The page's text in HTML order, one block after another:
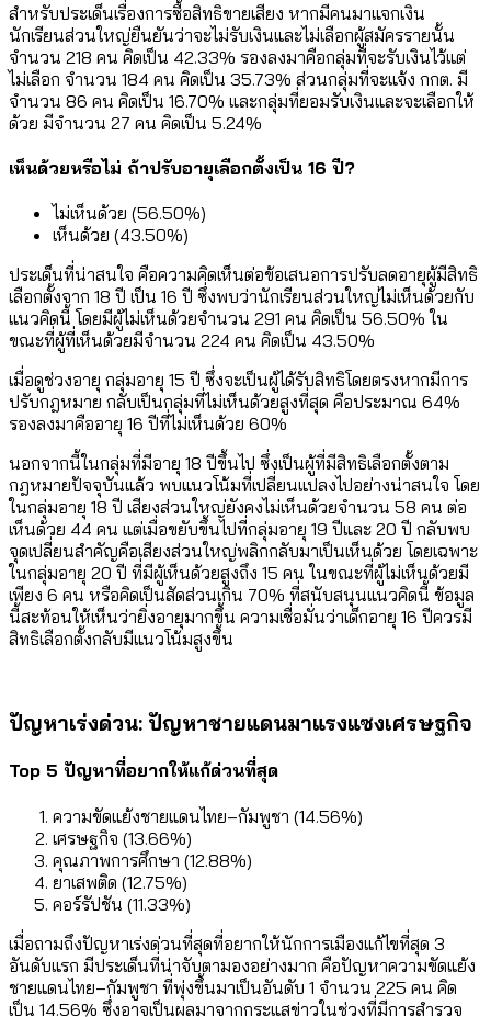
สำหรับประเด็นเรื่องการซื้อสิทธิขายเสียง หากมีคนมาแจกเงิน
นักเรียนส่วนใหญ่ยืนยันว่าจะไม่รับเงินและไม่เลือกผู้สมัครรายนั้น
จำนวน 218 คน คิดเป็น 42.33% รองลงมาคือกลุ่มที่จะรับเงินไว้แต่
ไม่เลือก จำนวน 184 คน คิดเป็น 35.73% ส่วนกลุ่มที่จะแจ้ง กกต. มี
จำนวน 86 คน คิดเป็น 16.70% และกลุ่มที่ยอมรับเงินและจะเลือกให้
ด้วย มีจำนวน 27 คน คิดเป็น 5.24%
เห็นด้วยหรือไม่ ถ้าปรับอายุเลือกตั้งเป็น 16 ปี?
ไม่เห็นด้วย (56.50%)
เห็นด้วย (43.50%)
ประเด็นที่น่าสนใจ คือความคิดเห็นต่อข้อเสนอการปรับลดอายุผู้มีสิทธิ
เลือกตั้งจาก 18 ปี เป็น 16 ปี ซึ่งพบว่านักเรียนส่วนใหญ่ไม่เห็นด้วยกับ
แนวคิดนี้ โดยมีผู้ไม่เห็นด้วยจำนวน 291 คน คิดเป็น 56.50% ใน
ขณะที่ผู้ที่เห็นด้วยมีจำนวน 224 คน คิดเป็น 43.50%
เมื่อดูช่วงอายุ กลุ่มอายุ 15 ปี ซึ่งจะเป็นผู้ได้รับสิทธิโดยตรงหากมีการ
ปรับกฎหมาย กลับเป็นกลุ่มที่ไม่เห็นด้วยสูงที่สุด คือประมาณ 64%
รองลงมาคืออายุ 16 ปีที่ไม่เห็นด้วย 60%
นอกจากนี้ในกลุ่มที่มีอายุ 18 ปีขึ้นไป ซึ่งเป็นผู้ที่มีสิทธิเลือกตั้งตาม
กฎหมายปัจจุบันแล้ว พบแนวโน้มที่เปลี่ยนแปลงไปอย่างน่าสนใจ โดย
ในกลุ่มอายุ 18 ปี เสียงส่วนใหญ่ยังคงไม่เห็นด้วยจำนวน 58 คน ต่อ
เห็นด้วย 44 คน แต่เมื่อขยับขึ้นไปที่กลุ่มอายุ 19 ปีและ 20 ปี กลับพบ
จุดเปลี่ยนสำคัญคือเสียงส่วนใหญ่พลิกกลับมาเป็นเห็นด้วย โดยเฉพาะ
ในกลุ่มอายุ 20 ปี ที่มีผู้เห็นด้วยสูงถึง 15 คน ในขณะที่ผู้ไม่เห็นด้วยมี
เพียง 6 คน หรือคิดเป็นสัดส่วนเกิน 70% ที่สนับสนุนแนวคิดนี้ ข้อมูล
นี้สะท้อนให้เห็นว่ายิ่งอายุมากขึ้น ความเชื่อมั่นว่าเด็กอายุ 16 ปีควรมี
สิทธิเลือกตั้งกลับมีแนวโน้มสูงขึ้น
ปัญหาเร่งด่วน: ปัญหาชายแดนมาแรงแซงเศรษฐกิจ
Top 5 ปัญหาที่อยากให้แก้ด่วนที่สุด
ความขัดแย้งชายแดนไทย–กัมพูชา (14.56%)
เศรษฐกิจ (13.66%)
คุณภาพการศึกษา (12.88%)
ยาเสพติด (12.75%)
คอร์รัปชัน (11.33%)
เมื่อถามถึงปัญหาเร่งด่วนที่สุดที่อยากให้นักการเมืองแก้ไขที่สุด 3
อันดับแรก มีประเด็นที่น่าจับตามองอย่างมาก คือปัญหาความขัดแย้ง
ชายแดนไทย–กัมพูชา ที่พุ่งขึ้นมาเป็นอันดับ 1 จำนวน 225 คน คิด
เป็น 14.56% ซึ่งอาจเป็นผลมาจากกระแสข่าวในช่วงที่มีการสำรวจ